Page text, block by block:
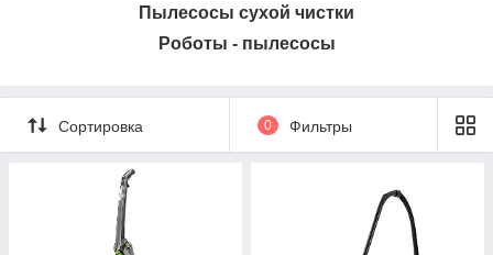
Пылесосы сухой чистки
Роботы - пылесосы
Сортировка 0 Фильтры